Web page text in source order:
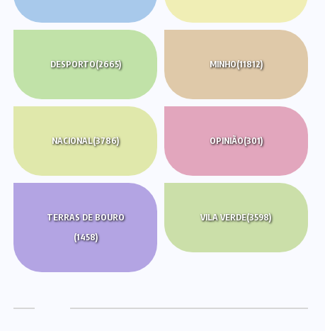
DESPORTO(2665) MINHO(11812)
NACIONAL(3786) OPINIÃO(301)
TERRAS DE BOURO
(1458)
VILA VERDE(3598)